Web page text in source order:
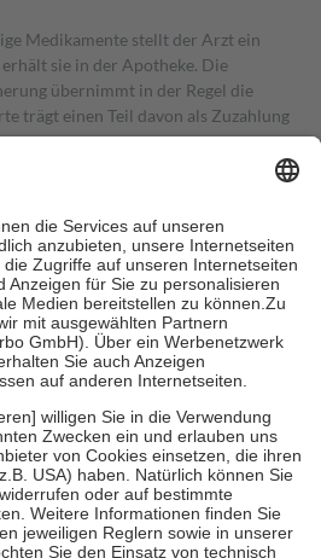
Medikamente stellt der Arzt ein
sie in der Apotheke. Die
übernimmt in der Regel die
trägt einen Teil davon als Zuzahlung
Zuzahlungen in Höhe von zehn
jedoch nie mehr als die tatsächlichen
auch für Online-Apotheken.
Krankenpflege beträgt die
Kosten sowie zehn Euro je
für ihre eigene Gesundheit zu
der Familie zu unterstützen,
bei:
bis zum vollendeten 18. Lebensjahr
und Früherkennung, die von der